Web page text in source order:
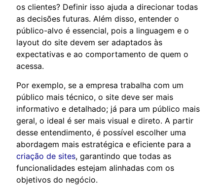
os clientes? Definir isso ajuda a direcionar todas
as decisões futuras. Além disso, entender o
público-alvo é essencial, pois a linguagem e o
layout do site devem ser adaptados às
expectativas e ao comportamento de quem o
acessa.
Por exemplo, se a empresa trabalha com um
público mais técnico, o site deve ser mais
informativo e detalhado; já para um público mais
geral, o ideal é ser mais visual e direto. A partir
desse entendimento, é possível escolher uma
abordagem mais estratégica e eficiente para a
criação de sites, garantindo que todas as
funcionalidades estejam alinhadas com os
objetivos do negócio.